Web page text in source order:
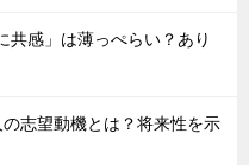
共感」は薄っぺらい？あり
の志望動機とは？将来性を示